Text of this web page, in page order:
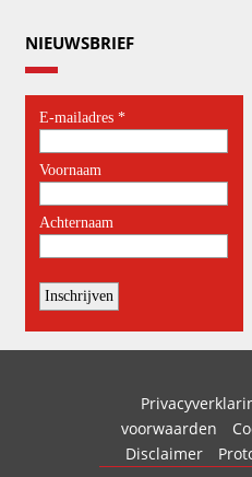
NIEUWSBRIEF
voorwaarden
Disclaimer